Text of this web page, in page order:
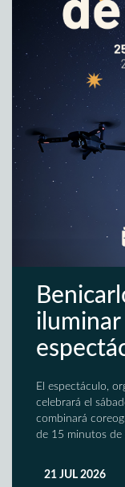
El espectáculo,
celebrará el
combinará
de 15 minutos de
21 JUL 2026